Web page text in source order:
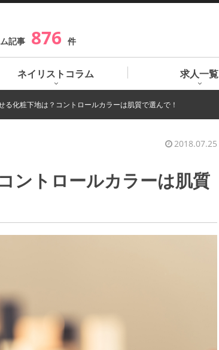
記事 876 件
ネイリストコラム 求人一覧
る化粧下地は？コントロールカラーは肌質で選んで！
2018.07.25
ントロールカラーは肌質